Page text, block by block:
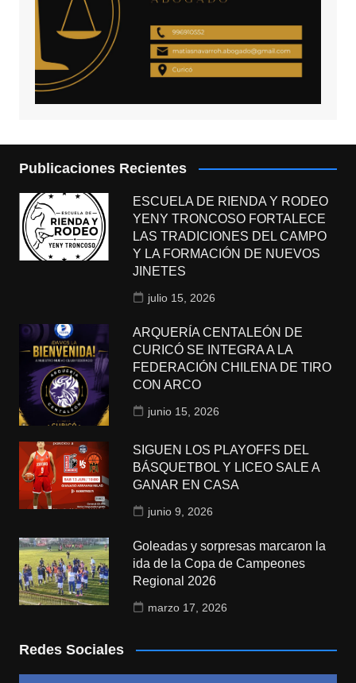
Publicaciones Recientes
ESCUELA DE RIENDA Y RODEO
YENY TRONCOSO FORTALECE
LAS TRADICIONES DEL CAMPO
Y LA FORMACIÓN DE NUEVOS
JINETES
julio 15, 2026
ARQUERÍA CENTALEÓN DE
CURICÓ SE INTEGRA A LA
FEDERACIÓN CHILENA DE TIRO
CON ARCO
junio 15, 2026
SIGUEN LOS PLAYOFFS DEL
BÁSQUETBOL Y LICEO SALE A
GANAR EN CASA
junio 9, 2026
Goleadas y sorpresas marcaron la
ida de la Copa de Campeones
Regional 2026
marzo 17, 2026
Redes Sociales